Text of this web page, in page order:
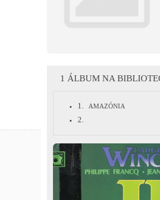
1 ÁLBUM NA
1. AMAZÓNIA
2.